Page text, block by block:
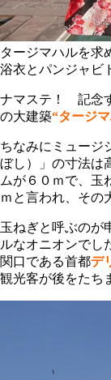
タージマハルを
浴衣とパンジャビ
ナマステ！ 記念
の大建築“タージ
ちなみにミュージ
ぼし）」の寸法は
ムが６０ｍで、玉
ｍと言われ、その
玉ねぎと呼ぶのが
ルなオニオンでし
関口である首都デ
観光客が後をたち